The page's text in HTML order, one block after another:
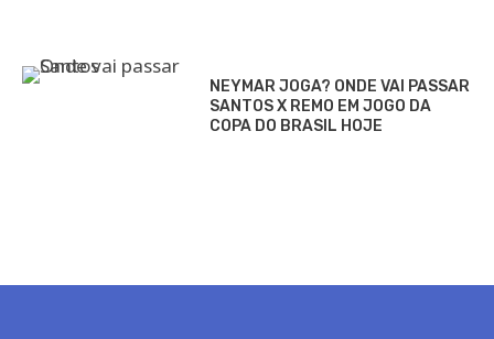
NEYMAR JOGA? ONDE VAI PASSAR
SANTOS X REMO EM JOGO DA
COPA DO BRASIL HOJE